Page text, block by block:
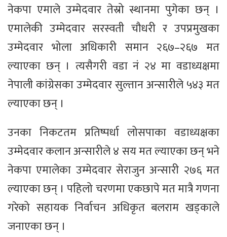
नेकपा एमाले उम्मेदवार तेस्रो स्थानमा पुगेका छन् ।
एमालेकी उम्मेदवार सरस्वती चौधरी र उपप्रमुखका
उम्मेदवार भोला अधिकारी समान २६७–२६७ मत
ल्याएका छन् । त्यसैगरी वडा नं २४ मा वडाध्यक्षमा
नेपाली कांग्रेसका उम्मेदवार सुल्तान अन्सारीले ५४३ मत
ल्याएका छन् ।
उनका निकटतम प्रतिष्पर्धा लोसपाका वडाध्यक्षका
उम्मेदवार कलान अन्सारीले ४ सय मत ल्याएका छन् भने
नेकपा एमालेका उम्मेदवार सेराजुन अन्सारी २७६ मत
ल्याएका छन् । पहिलो चरणमा एकछापे मत मात्रै गणना
गरेको सहायक निर्वाचन अधिकृत बलराम खड्काले
जनाएका छन् ।